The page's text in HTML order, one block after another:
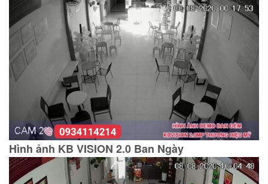
Hình ảnh KB VISION 2.0 Ban Ngày